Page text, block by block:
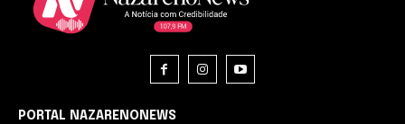
PORTAL NAZARENONEWS